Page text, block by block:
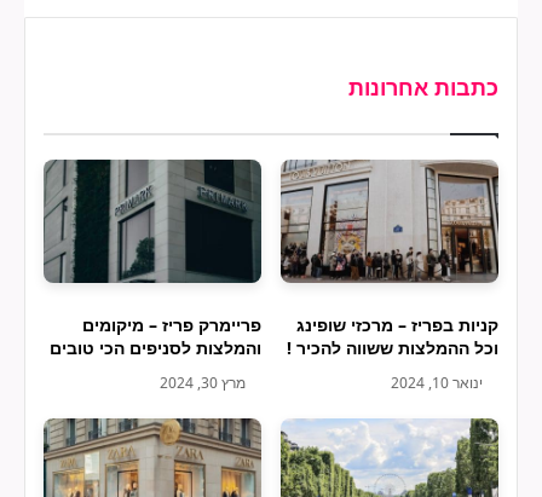
כתבות אחרונות
קניות בפריז – מרכזי שופינג
וכל ההמלצות ששווה להכיר !
ינואר 10, 2024
פריימרק פריז – מיקומים
והמלצות לסניפים הכי טובים
מרץ 30, 2024